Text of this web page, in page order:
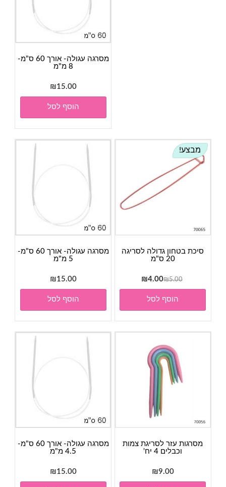
מסרגה עגולה- אורך 60 ס"מ-
8 מ"מ
₪15.00
הוסף לסל
מסרגה עגולה- אורך 60 ס"מ-
5 מ"מ
₪15.00
הוסף לסל
מבצע!
סיכת בטחון גדולה לסריגה
20 ס"מ
₪5.00
המחיר
המקורי
היה:
₪5.00.
₪4.00
הנוכחי
₪4.00.
הוסף לסל
מסרגה עגולה- אורך 60 ס"מ-
4.5 מ"מ
₪15.00
מסרגות עזר לסריגת צמות
וכבלים 4 יח'
₪9.00